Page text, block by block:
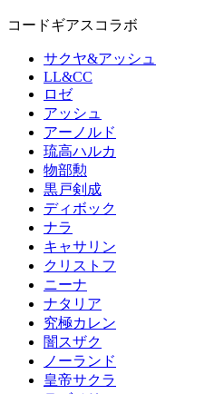
コードギアスコラボ
サクヤ&アッシュ
LL&CC
ロゼ
アッシュ
アーノルド
琉高ハルカ
物部勲
黒戸剣成
ディボック
ナラ
キャサリン
クリストフ
ニーナ
ナタリア
究極カレン
闇スザク
ノーランド
皇帝サクラ